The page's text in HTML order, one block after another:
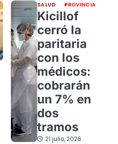
SALUD PROVINCIA
Kicillof
cerró la
paritaria
con los
médicos:
cobrarán
un 7% en
dos
tramos
21 julio, 2026